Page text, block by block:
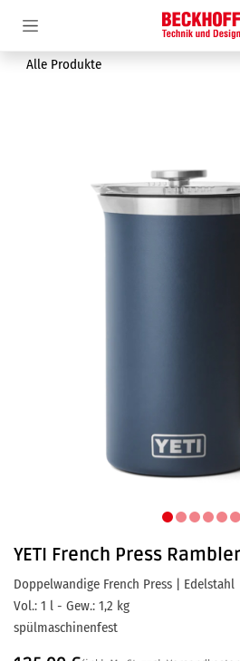
Alle Produkte
YETI French Press
Doppelwandige French Press | Edelstahl
Vol.: 1 l - Gew.: 1,2 kg
spülmaschinenfest